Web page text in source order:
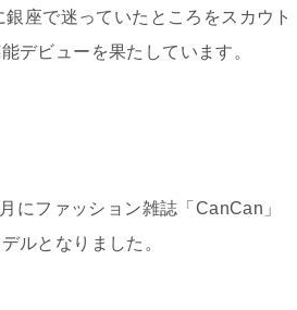
銀座で迷っていたところをスカウト
デビューを果たしています。
にファッション雑誌「CanCan」
ルとなりました。